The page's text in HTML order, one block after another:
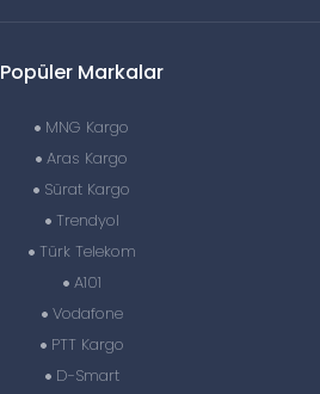
Popüler Markalar
MNG Kargo
Aras Kargo
Sürat Kargo
Trendyol
Türk Telekom
A101
Vodafone
PTT Kargo
D-Smart